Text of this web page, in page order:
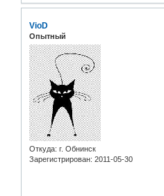
VioD
Опытный
Откуда: г. Обнинск
Зарегистрирован: 2011-05-30